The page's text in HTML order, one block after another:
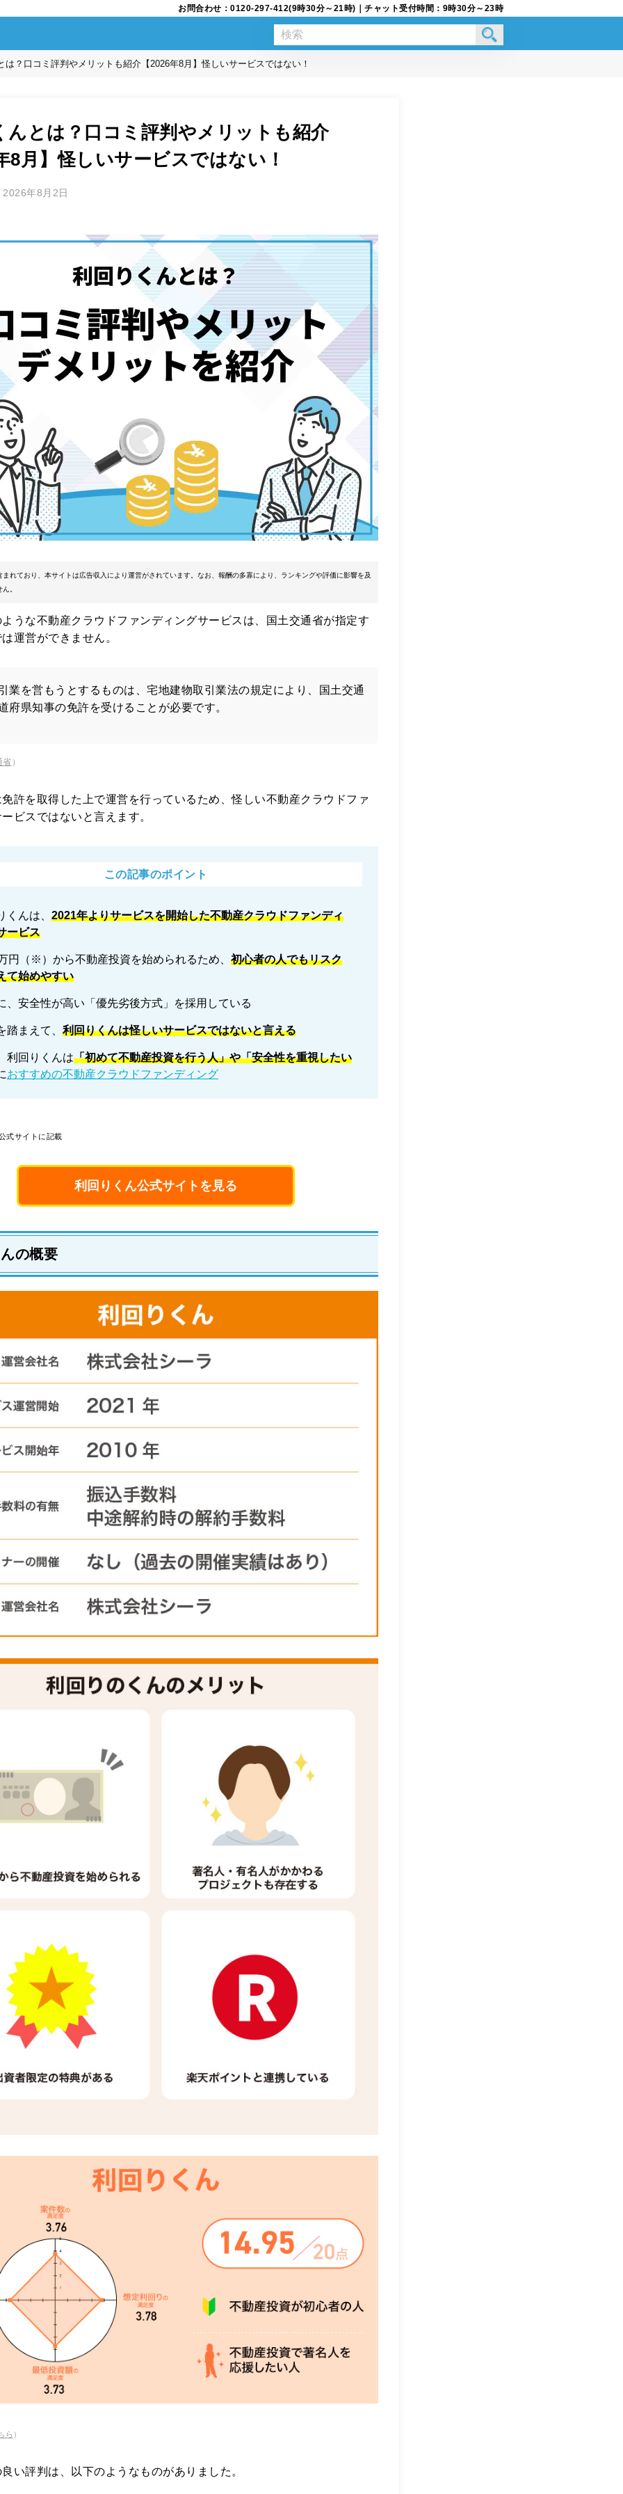
お問合わせ：0120-297-412(9時30分～21時)｜チャット受付時間：9時30分～23時
は？口コミ評判やメリットも紹介【2026年8月】怪しいサービスではない！
んとは？口コミ評判やメリットも紹介
8月】怪しいサービスではない！
2026年8月2日
まれており、本サイトは広告収入により運営がされています。なお、報酬の多寡により、ランキングや評価に影響を及
。
うな不動産クラウドファンディングサービスは、国土交通省が指定す
運営ができません。
業を営もうとするものは、宅地建物取引業法の規定により、国土交通
府県知事の免許を受けることが必要です。
省 ）
許を取得した上で運営を行っているため、怪しい不動産クラウドファ
ビスではないと言えます。
この記事のポイント
くんは、 2021年よりサービスを開始した不動産クラウドファンディ
ービス
円（※）から不動産投資を始められるため、 初心者の人でもリスク
て始めやすい
、安全性が高い「優先劣後方式」を採用している
踏まえて、 利回りくんは怪しいサービスではないと言える
利回りくんは「初めて不動産投資を行う人」や「安全性を重視したい
おすすめの不動産クラウドファンディング
式サイトに記載
利回りくん公式サイトを見る
の概要
ら ）
い評判は、以下のようなものがありました。